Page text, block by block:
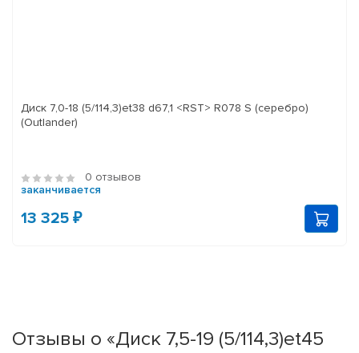
Диск 7,0-18 (5/114,3)et38 d67,1 <RST> R078 S (серебро)
(Outlander)
0 отзывов
заканчивается
13 325 ₽
Отзывы о «Диск 7,5-19 (5/114,3)et45